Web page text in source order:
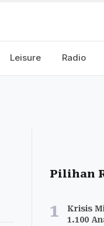
Leisure Radio
Pilihan
1
Krisis
1.100